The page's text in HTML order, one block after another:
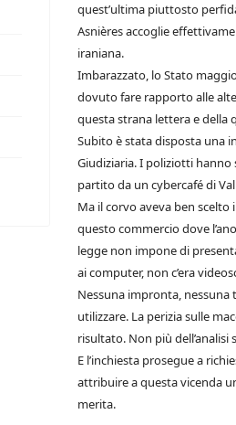
quest’ultima piuttosto
Asnières accoglie
iraniana.
Imbarazzato, lo Stato
dovuto fare rapporto alle
questa strana lettera e della
Subito è stata disposta una
Giudiziaria. I poliziotti hanno
partito da un cybercafé di Val
Ma il corvo aveva ben scelto
questo commercio dove
legge non impone di
ai computer, non c’era
Nessuna impronta, nessuna
utilizzare. La perizia sulle
risultato. Non più dell’analisi
E l’inchiesta prosegue a
attribuire a questa vicenda
merita.